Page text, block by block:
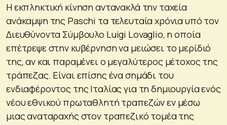
Η εκπληκτική κίνηση αντανακλά την ταχεία
ανάκαμψη της Paschi τα τελευταία χρόνια υπό τον
Διευθύνοντα Σύμβουλο Luigi Lovaglio, η οποία
επέτρεψε στην κυβέρνηση να μειώσει το μερίδιό
της, αν και παραμένει ο μεγαλύτερος μέτοχος της
τράπεζας. Είναι επίσης ένα σημάδι του
ενδιαφέροντος της Ιταλίας για τη δημιουργία ενός
νέου εθνικού πρωταθλητή τραπεζών εν μέσω
μιας αναταραχής στον τραπεζικό τομέα της